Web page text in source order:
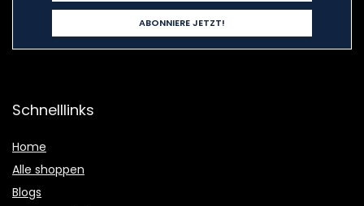
Schnelllinks
Home
Alle shoppen
Blogs